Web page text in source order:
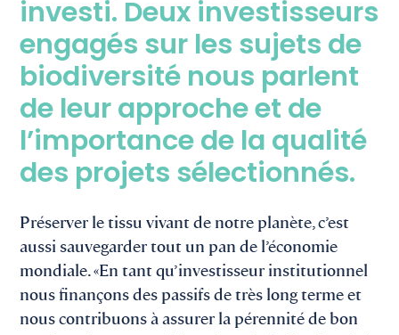
investi. Deux investisseurs
engagés sur les sujets de
biodiversité nous parlent
de leur approche et de
l’importance de la qualité
des projets sélectionnés.
Préserver le tissu vivant de notre planète, c’est
aussi sauvegarder tout un pan de l’économie
mondiale. «En tant qu’investisseur institutionnel
nous finançons des passifs de très long terme et
nous contribuons à assurer la pérennité de bon